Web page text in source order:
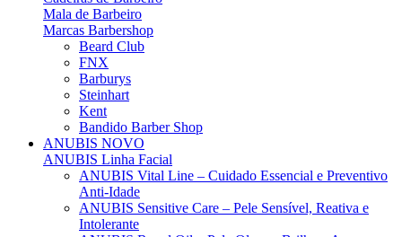
Mala de Barbeiro
Marcas Barbershop
Beard Club
FNX
Barburys
Steinhart
Kent
Bandido Barber Shop
ANUBIS NOVO
ANUBIS Linha Facial
ANUBIS Vital Line – Cuidado Essencial e Preventivo
Anti-Idade
ANUBIS Sensitive Care – Pele Sensível, Reativa e
Intolerante